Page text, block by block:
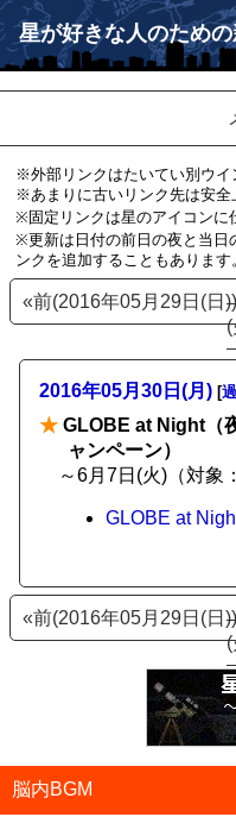
星が好きな人のため
※外部リンクはたいてい別ウイ
※あまりに古いリンク先は安全
※固定リンクは星のアイコンに
※更新は日付の前日の夜と当日
ンクを追加することもあります
«前(2016年05月29日(日))
(
2016年05月30日(月) [
★ GLOBE at Night（
ャンペーン）
～6月7日(火)（対象
GLOBE at
«前(2016年05月29日(日))
(
脳内BGM